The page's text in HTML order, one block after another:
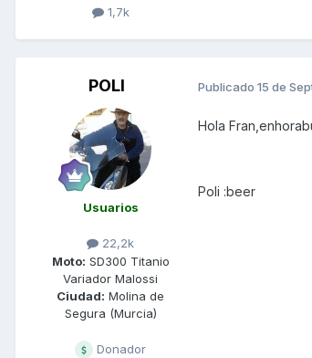
1,7k
POLI
Usuarios
22,2k
Moto: SD300 Titanio
Variador Malossi
Ciudad: Molina de
Segura (Murcia)
Donador
Publicado 15 de
Hola
Poli :beer